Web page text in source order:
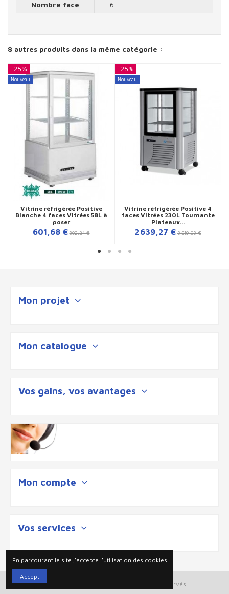
Nombre face 6
8 autres produits dans la même catégorie :
-25%
Nouveau
Vitrine réfrigérée Positive
Blanche 4 faces Vitrées 58L à
poser
601,68 € 802,24 €
-25%
Nouveau
Vitrine réfrigérée Positive 4
faces Vitrées 230L Tournante
Plateaux...
2 639,27 € 3 519,03 €
Mon projet
Mon catalogue
Vos gains, vos avantages
Mon compte
Vos services
Plan du site | 2025 © Ouigloo tout droits reservés
En parcourant le site j'accepte l'utilisation des cookies
Accept